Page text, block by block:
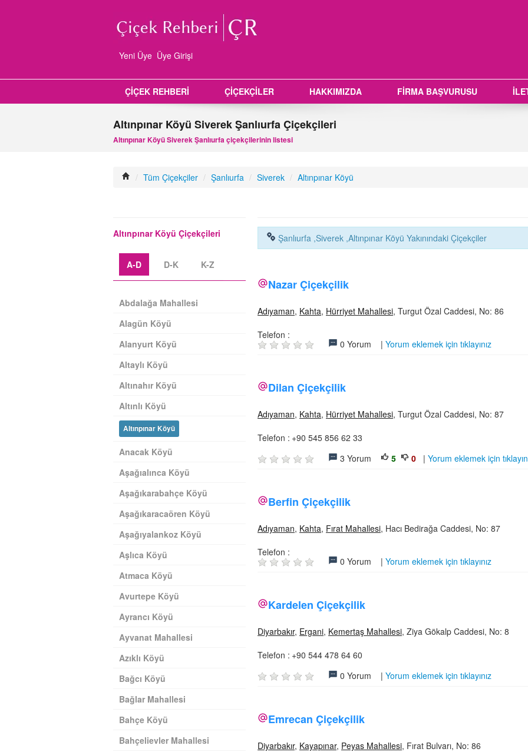
Yeni Üye Üye Girişi
ÇİÇEK REHBERİ ÇİÇEKÇİLER HAKKIMIZDA FİRMA BAŞVURUSU
Altınpınar Köyü Siverek Şanlıurfa Çiçekçileri
Altınpınar Köyü Siverek Şanlıurfa çiçekçilerinin listesi
/ Tüm Çiçekçiler / Şanlıurfa / Siverek / Altınpınar Köyü
Şanlıurfa ,Siverek ,Altınpınar Köyü Yakınındaki Çiçekçiler
Nazar Çiçekçilik
Adıyaman, Kahta, Hürriyet Mahallesi, Turgut Özal Caddesi, No: 86
Telefon :
0 Yorum | Yorum eklemek için tıklayınız
Dilan Çiçekçilik
Adıyaman, Kahta, Hürriyet Mahallesi, Turgut Özal Caddesi, No: 87
Telefon : +90 545 856 62 33
3 Yorum
5 0 | Yorum eklemek için
Berfin Çiçekçilik
Adıyaman, Kahta, Fırat Mahallesi, Hacı Bedirağa Caddesi, No: 87
Telefon :
0 Yorum | Yorum eklemek için tıklayınız
Kardelen Çiçekçilik
Diyarbakır, Ergani, Kemertaş Mahallesi, Ziya Gökalp Caddesi, No: 8
Telefon : +90 544 478 64 60
0 Yorum | Yorum eklemek için tıklayınız
Emrecan Çiçekçilik
Diyarbakır, Kayapınar, Peyas Mahallesi, Fırat Bulvarı, No: 86
Altınpınar Köyü Çiçekçileri
A-D D-K K-Z
Abdalağa Mahallesi
Alagün Köyü
Alanyurt Köyü
Altaylı Köyü
Altınahır Köyü
Altınlı Köyü
Altınpınar Köyü
Anacak Köyü
Aşağıalınca Köyü
Aşağıkarabahçe Köyü
Aşağıkaracaören Köyü
Aşağıyalankoz Köyü
Aşlıca Köyü
Atmaca Köyü
Avurtepe Köyü
Ayrancı Köyü
Ayvanat Mahallesi
Azıklı Köyü
Bağcı Köyü
Bağlar Mahallesi
Bahçe Köyü
Bahçelievler Mahallesi